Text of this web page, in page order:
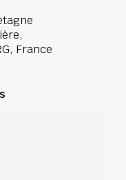
France